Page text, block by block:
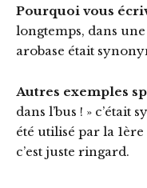
Pourquoi vous
longtemps, dans
arobase était
Autres exemples
dans l’bus ! » c’était
été utilisé par la
c’est juste ringard.